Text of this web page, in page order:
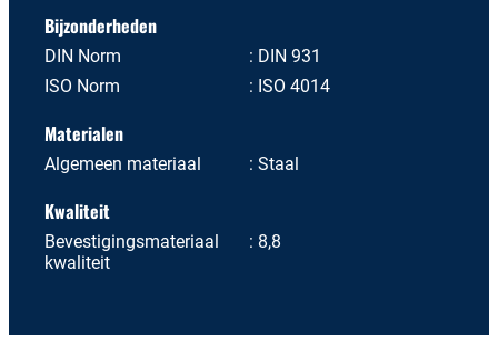
Bijzonderheden
DIN Norm
DIN 931
ISO Norm
ISO 4014
Materialen
Algemeen materiaal Staal
Kwaliteit
Bevestigingsmateriaal
kwaliteit
8,8